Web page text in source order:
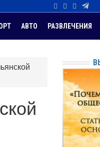
АВТО РАЗВЛЕЧЕНИЯ